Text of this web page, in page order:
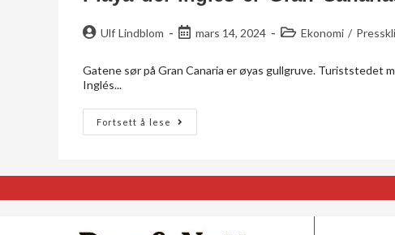
Ulf Lindblom mars 14, 2024 Ekonomi /
Gatene sør på Gran Canaria er øyas gullgruve. Turiststedet
Inglés...
Fortsett å lese